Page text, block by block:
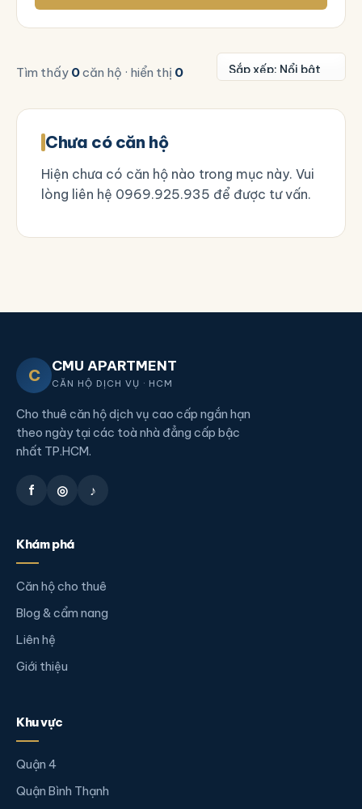
Tìm thấy 0căn hộ · hiển thị 0
Chưa có căn hộ
Hiện chưa có căn hộ nào trong mục này. Vui
lòng liên hệ 0969.925.935 để được tư vấn.
C CMU APARTMENT
CĂN HỘ DỊCH VỤ · HCM
Cho thuê căn hộ dịch vụ cao cấp ngắn hạn
theo ngày tại các toà nhà đẳng cấp bậc
nhất TP.HCM.
f ◎ ♪
Khám phá
Căn hộ cho thuê
Blog & cẩm nang
Liên hệ
Giới thiệu
Khu vực
Quận 4
Quận Bình Thạnh